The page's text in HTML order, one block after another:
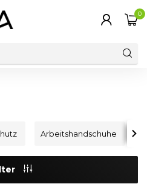
0
Arbeitshandschuhe